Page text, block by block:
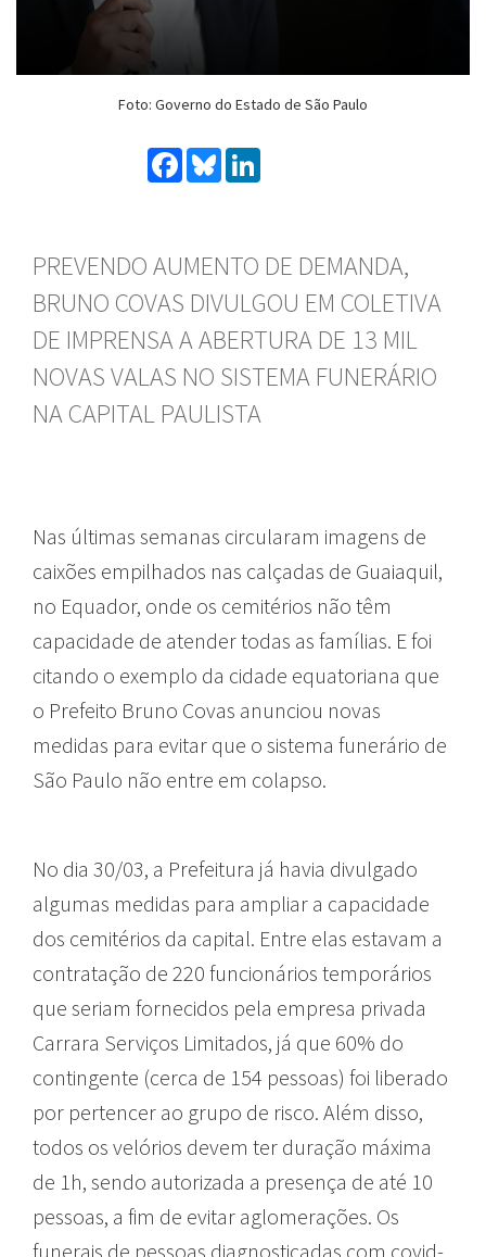
Foto: Governo do Estado de São Paulo
Facebook
Bluesky
PREVENDO AUMENTO DE DEMANDA,
BRUNO COVAS DIVULGOU EM COLETIVA
DE IMPRENSA A ABERTURA DE 13 MIL
NOVAS VALAS NO SISTEMA FUNERÁRIO
NA CAPITAL PAULISTA
Nas últimas semanas circularam imagens de
caixões empilhados nas calçadas de Guaiaquil,
no Equador, onde os cemitérios não têm
capacidade de atender todas as famílias. E foi
citando o exemplo da cidade equatoriana que
o Prefeito Bruno Covas anunciou novas
medidas para evitar que o sistema funerário de
São Paulo não entre em colapso.
No dia 30/03, a Prefeitura já havia divulgado
algumas medidas para ampliar a capacidade
dos cemitérios da capital. Entre elas estavam a
contratação de 220 funcionários temporários
que seriam fornecidos pela empresa privada
Carrara Serviços Limitados, já que 60% do
contingente (cerca de 154 pessoas) foi liberado
por pertencer ao grupo de risco. Além disso,
todos os velórios devem ter duração máxima
de 1h, sendo autorizada a presença de até 10
pessoas, a fim de evitar aglomerações. Os
funerais de pessoas diagnosticadas com covid-